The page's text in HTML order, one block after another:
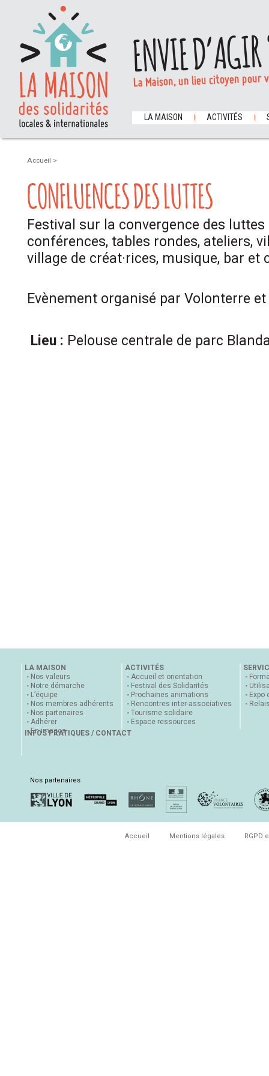
ENVIE
La Maison, un lieu citoyen
LA MAISON ACTIVITÉS
Accueil >
CONFLUENCES DES LUTTES
Festival sur la convergence des luttes
conférences, tables rondes, ateliers,
village de créat·rices, musique, bar et
Evènement organisé par Volonterre et
Lieu : Pelouse centrale de parc
LA MAISON
Nos valeurs
Notre démarche
L’équipe
Nos membres adhérents
Nos partenaires
Adhérer
En images
ACTIVITÉS
Accueil et orientation
Festival des Solidarités
Prochaines animations
Rencontres inter-associatives
Tourisme solidaire
Espace ressources
Expo
INFOS PRATIQUES / CONTACT
Nos partenaires
Accueil Mentions légales RGPD